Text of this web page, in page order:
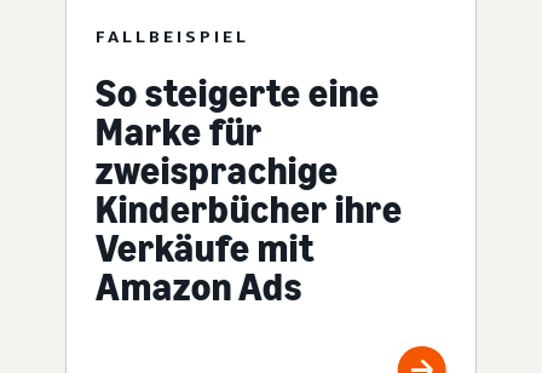
FALLBEISPIEL
So steigerte eine
Marke für
zweisprachige
Kinderbücher ihre
Verkäufe mit
Amazon Ads